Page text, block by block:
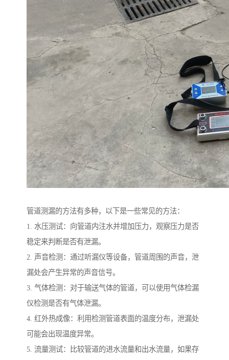
管道测漏的方法有多种，以下是一些常见的方法：
1. 水压测试：向管道内注水并增加压力，观察压力是否
稳定来判断是否有泄漏。
2. 声音检测：通过听漏仪等设备，管道周围的声音，泄
漏处会产生异常的声音信号。
3. 气体检测：对于输送气体的管道，可以使用气体检漏
仪检测是否有气体泄漏。
4. 红外热成像：利用检测管道表面的温度分布，泄漏处
可能会出现温度异常。
5. 流量测试：比较管道的进水流量和出水流量，如果存